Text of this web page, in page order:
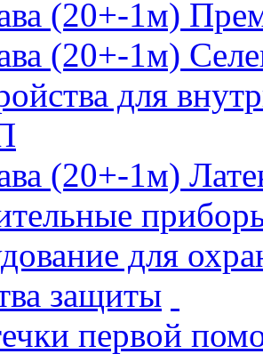
(20+-1м)
(20+-1м)
для
(20+-1м)
для
защиты
первой